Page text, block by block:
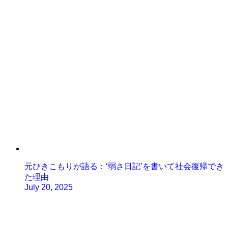
元ひきこもりが語る：‘弱さ日記’を書いて社会復帰でき
た理由
July 20, 2025